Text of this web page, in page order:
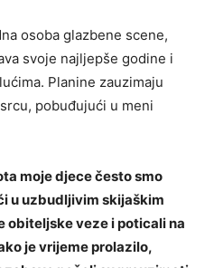
osoba glazbene scene,
svoje najljepše godine i
Planine zauzimaju
pobuđujući u meni
moje djece često smo
u uzbudljivim skijaškim
obiteljske veze i poticali na
je vrijeme prolazilo,